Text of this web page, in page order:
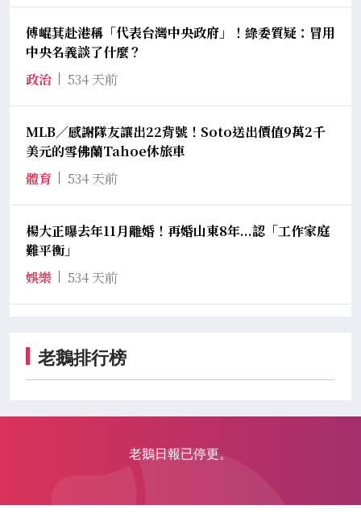
傅崐萁赴港稱「代表台灣中央政府」！綠委質疑：冒用
中央名義談了什麼？
政治
534 天前
MLB／感謝隊友讓出22背號！Soto送出價值9萬2千
美元的雪佛蘭Tahoe休旅車
體育
534 天前
楊大正曝去年11月離婚！再婚山東8年...認「工作家庭
難平衡」
娛樂
534 天前
老鵝排行榜
老鵝日報已停更。